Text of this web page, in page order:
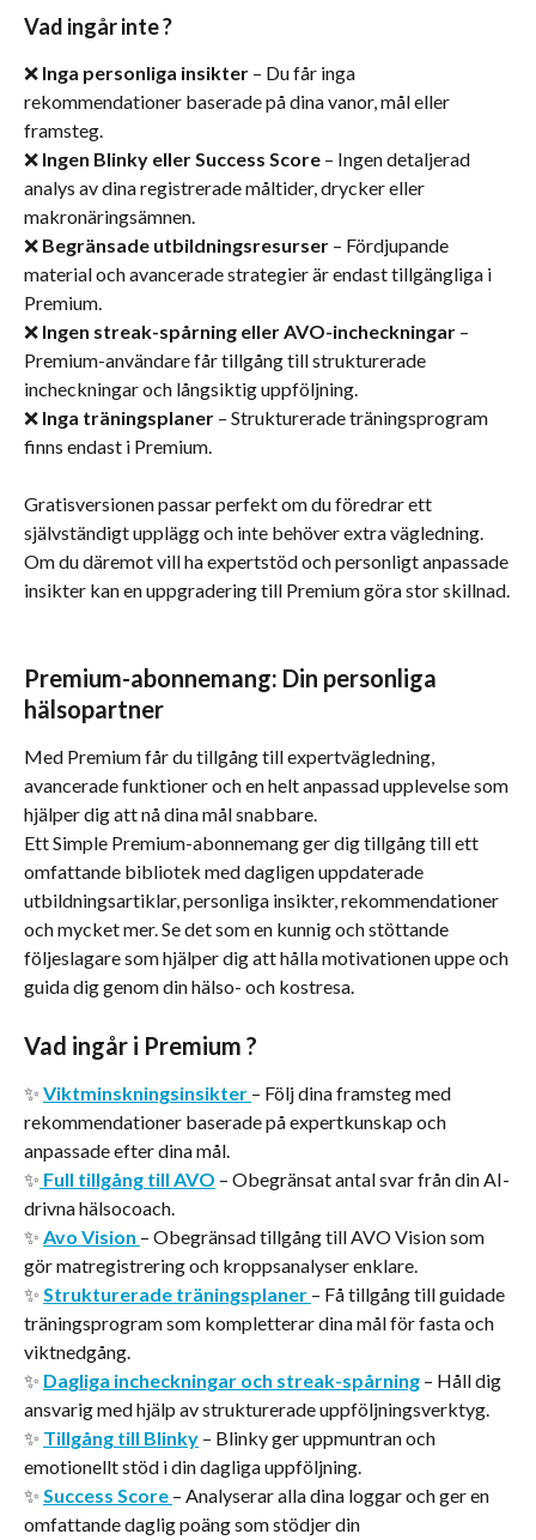
Vad ingår inte ?
❌ Inga personliga insikter – Du får inga
rekommendationer baserade på dina vanor, mål eller
framsteg.
❌ Ingen Blinky eller Success Score – Ingen detaljerad
analys av dina registrerade måltider, drycker eller
makronäringsämnen.
❌ Begränsade utbildningsresurser – Fördjupande
material och avancerade strategier är endast tillgängliga i
Premium.
❌ Ingen streak-spårning eller AVO-incheckningar –
Premium-användare får tillgång till strukturerade
incheckningar och långsiktig uppföljning.
❌ Inga träningsplaner – Strukturerade träningsprogram
finns endast i Premium.
Gratisversionen passar perfekt om du föredrar ett
självständigt upplägg och inte behöver extra vägledning.
Om du däremot vill ha expertstöd och personligt anpassade
insikter kan en uppgradering till Premium göra stor skillnad.
Premium-abonnemang: Din personliga
hälsopartner
Med Premium får du tillgång till expertvägledning,
avancerade funktioner och en helt anpassad upplevelse som
hjälper dig att nå dina mål snabbare.
Ett Simple Premium-abonnemang ger dig tillgång till ett
omfattande bibliotek med dagligen uppdaterade
utbildningsartiklar, personliga insikter, rekommendationer
och mycket mer. Se det som en kunnig och stöttande
följeslagare som hjälper dig att hålla motivationen uppe och
guida dig genom din hälso- och kostresa.
Vad ingår i Premium ?
✨ Viktminskningsinsikter – Följ dina framsteg med
rekommendationer baserade på expertkunskap och
anpassade efter dina mål.
✨ Full tillgång till AVO – Obegränsat antal svar från din AI-
drivna hälsocoach.
✨ Avo Vision – Obegränsad tillgång till AVO Vision som
gör matregistrering och kroppsanalyser enklare.
✨ Strukturerade träningsplaner – Få tillgång till guidade
träningsprogram som kompletterar dina mål för fasta och
viktnedgång.
✨ Dagliga incheckningar och streak-spårning – Håll dig
ansvarig med hjälp av strukturerade uppföljningsverktyg.
✨ Tillgång till Blinky – Blinky ger uppmuntran och
emotionellt stöd i din dagliga uppföljning.
✨ Success Score – Analyserar alla dina loggar och ger en
omfattande daglig poäng som stödjer din